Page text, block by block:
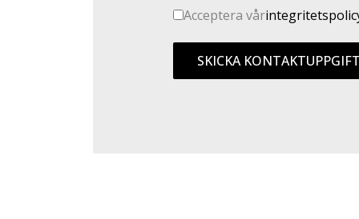
Acceptera vår